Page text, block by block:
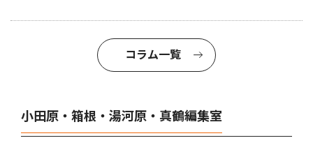
コラム一覧
小田原・箱根・湯河原・真鶴編集室